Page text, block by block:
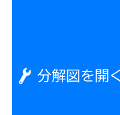
分解図を開く